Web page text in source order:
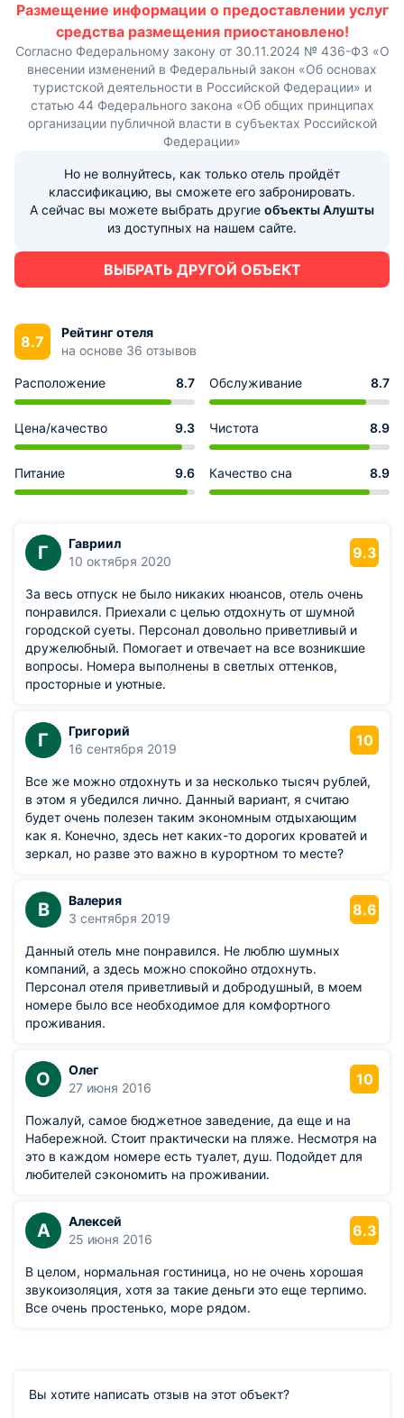
Размещение информации о предоставлении услуг
средства размещения приостановлено!
Согласно Федеральному закону от 30.11.2024 № 436-ФЗ «О
внесении изменений в Федеральный закон «Об основах
туристской деятельности в Российской Федерации» и
статью 44 Федерального закона «Об общих принципах
организации публичной власти в субъектах Российской
Федерации»
Но не волнуйтесь, как только отель пройдёт
классификацию, вы сможете его забронировать.
А сейчас вы можете выбрать другие объекты Алушты
из доступных на нашем сайте.
ВЫБРАТЬ ДРУГОЙ ОБЪЕКТ
8.7
Рейтинг отеля
на основе 36 отзывов
Расположение 8.7 Обслуживание 8.7
Цена/качество 9.3 Чистота 8.9
Питание 9.6 Качество сна 8.9
Г
Гавриил
10 октября 2020
9.3
За весь отпуск не было никаких нюансов, отель очень
понравился. Приехали с целью отдохнуть от шумной
городской суеты. Персонал довольно приветливый и
дружелюбный. Помогает и отвечает на все возникшие
вопросы. Номера выполнены в светлых оттенков,
просторные и уютные.
Г
Григорий
16 сентября 2019
10
Все же можно отдохнуть и за несколько тысяч рублей,
в этом я убедился лично. Данный вариант, я считаю
будет очень полезен таким экономным отдыхающим
как я. Конечно, здесь нет каких-то дорогих кроватей и
зеркал, но разве это важно в курортном то месте?
В
Валерия
3 сентября 2019
8.6
Данный отель мне понравился. Не люблю шумных
компаний, а здесь можно спокойно отдохнуть.
Персонал отеля приветливый и добродушный, в моем
номере было все необходимое для комфортного
проживания.
О
Олег
27 июня 2016
10
Пожалуй, самое бюджетное заведение, да еще и на
Набережной. Стоит практически на пляже. Несмотря на
это в каждом номере есть туалет, душ. Подойдет для
любителей сэкономить на проживании.
А
Алексей
25 июня 2016
6.3
В целом, нормальная гостиница, но не очень хорошая
звукоизоляция, хотя за такие деньги это еще терпимо.
Все очень простенько, море рядом.
Вы хотите написать отзыв на этот объект?